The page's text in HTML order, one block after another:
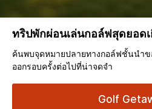
ทริปพักผ่อนเล่นกอล์ฟสุดยอด
ค้นพบจุดหมายปลายทางกอล์ฟชั้นนำข
ออกรอบครั้งต่อไปที่น่าจดจำ
Golf